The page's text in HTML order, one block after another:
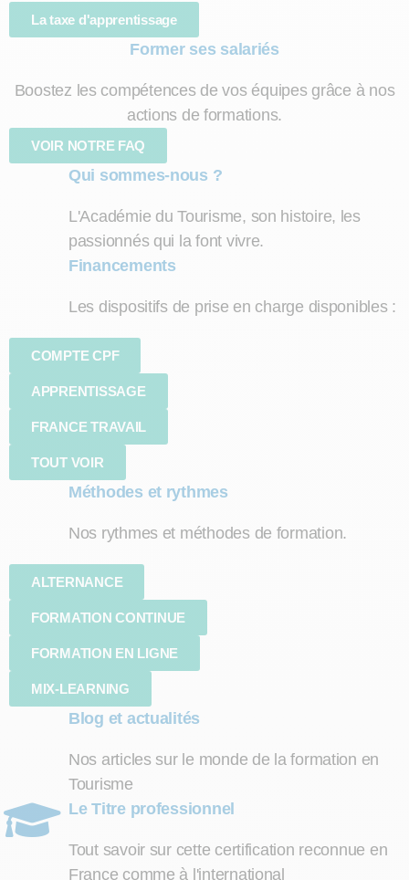
La taxe d'apprentissage
Former ses salariés
Boostez les compétences de vos équipes grâce à nos
actions de formations.
VOIR NOTRE FAQ
Qui sommes-nous ?
L'Académie du Tourisme, son histoire, les
passionnés qui la font vivre.
Financements
Les dispositifs de prise en charge disponibles :
COMPTE CPF
APPRENTISSAGE
FRANCE TRAVAIL
TOUT VOIR
Méthodes et rythmes
Nos rythmes et méthodes de formation.
ALTERNANCE
FORMATION CONTINUE
FORMATION EN LIGNE
MIX-LEARNING
Blog et actualités
Nos articles sur le monde de la formation en
Tourisme
Le Titre professionnel
Tout savoir sur cette certification reconnue en
France comme à l'international